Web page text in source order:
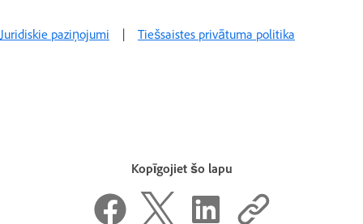
Juridiskie paziņojumi | Tiešsaistes privātuma politika
Kopīgojiet šo lapu